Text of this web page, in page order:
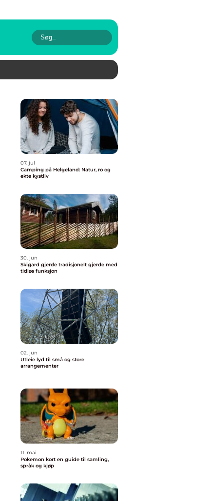
07. jul
Camping på Helgeland: Natur, ro og
ekte kystliv
30. jun
Skigard gjerde tradisjonelt gjerde med
tidløs funksjon
02. jun
Utleie lyd til små og store
arrangementer
11. mai
Pokemon kort en guide til samling,
språk og kjøp